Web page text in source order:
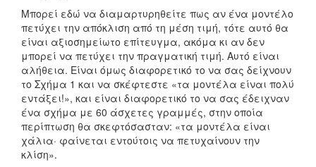
Μπορεί εδώ να διαμαρτυρηθείτε πως αν ένα μοντέλο
πετύχει την απόκλιση από τη μέση τιμή, τότε αυτό θα
είναι αξιοσημείωτο επίτευγμα, ακόμα κι αν δεν
μπορεί να πετύχει την πραγματική τιμή. Αυτό είναι
αλήθεια. Είναι όμως διαφορετικό το να σας δείχνουν
το Σχήμα 1 και να σκέφτεστε «τα μοντέλα είναι πολύ
εντάξει!», και είναι διαφορετικό το να σας έδειχναν
ένα σχήμα με 60 άσχετες γραμμές, στην οποία
περίπτωση θα σκεφτόσασταν: «τα μοντέλα είναι
χάλια· φαίνεται εντούτοις να πετυχαίνουν την
κλίση».